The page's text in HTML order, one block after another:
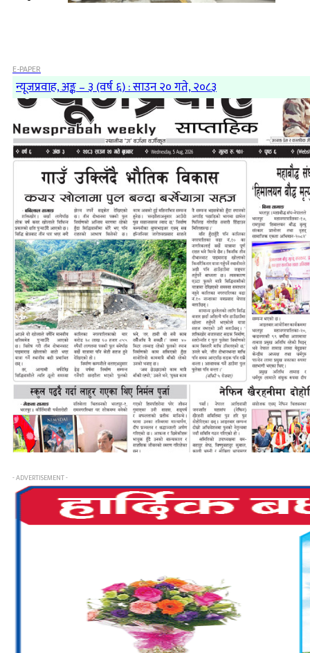
E-PAPER
न्यूजप्रवाह, अङ्क – ३ (वर्ष ६) : साउन २० गते, २०८३
- ADVERTISEMENT -